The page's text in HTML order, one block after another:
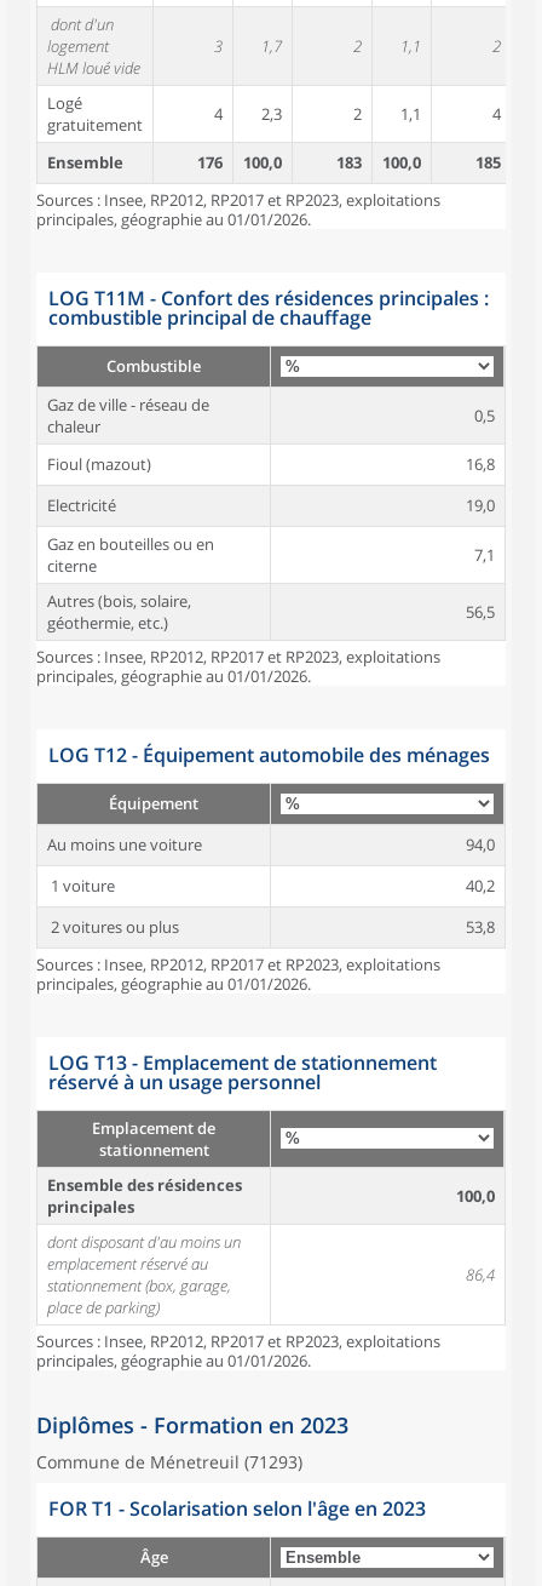
dont d'un
logement
HLM loué vide
3 1,7 2 1,1 2
Logé
gratuitement
4 2,3 2 1,1 4
Ensemble 176 100,0 183 100,0 185
Sources : Insee, RP2012, RP2017 et RP2023, exploitations
principales, géographie au 01/01/2026.
LOG T11M - Confort des résidences principales :
combustible principal de chauffage
Combustible
Gaz de ville - réseau de
chaleur
0,5
Fioul (mazout)
16,8
Electricité
19,0
Gaz en bouteilles ou en
citerne
7,1
Autres (bois, solaire,
géothermie, etc.)
56,5
Sources : Insee, RP2012, RP2017 et RP2023, exploitations
principales, géographie au 01/01/2026.
LOG T12 - Équipement automobile des ménages
Équipement
Au moins une voiture
94,0
1 voiture
40,2
2 voitures ou plus
53,8
Sources : Insee, RP2012, RP2017 et RP2023, exploitations
principales, géographie au 01/01/2026.
LOG T13 - Emplacement de stationnement
réservé à un usage personnel
Emplacement de
stationnement
Ensemble des résidences
principales
100,0
dont disposant d'au moins un
emplacement réservé au
stationnement (box, garage,
place de parking)
86,4
Sources : Insee, RP2012, RP2017 et RP2023, exploitations
principales, géographie au 01/01/2026.
Diplômes - Formation en 2023
Commune de Ménetreuil (71293)
FOR T1 - Scolarisation selon l'âge en 2023
Âge